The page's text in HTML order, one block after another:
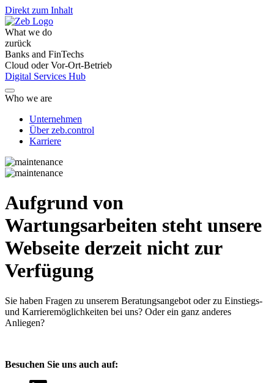
Direkt zum Inhalt
What we do
zurück
Banks and FinTechs
Cloud oder Vor-Ort-Betrieb
Digital Services Hub
Who we are
Unternehmen
Über zeb.control
Karriere
Aufgrund von
Wartungsarbeiten steht unsere
Webseite derzeit nicht zur
Verfügung
Sie haben Fragen zu unserem Beratungsangebot oder zu Einstiegs-
und Karrieremöglichkeiten bei uns? Oder ein ganz anderes
Anliegen?
Besuchen Sie uns auch auf: